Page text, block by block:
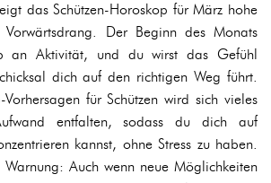
das Schützen-Horoskop für März hohe
Der Beginn des Monats
an Aktivität, und du wirst das Gefühl
dich auf den richtigen Weg führt.
für Schützen wird sich vieles
entfalten, sodass du dich auf
kannst, ohne Stress zu haben.
Auch wenn neue Möglichkeiten